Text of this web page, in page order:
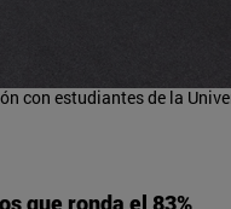
con estudiantes de la
que ronda el 83%